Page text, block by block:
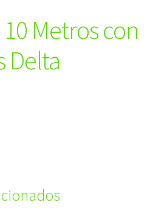
Metros con
Delta